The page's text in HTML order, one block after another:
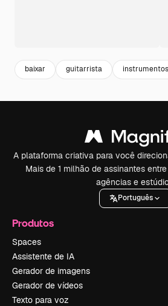
baixar guitarrista instrumentos
A plataforma criativa para você
Mais de 1 milhão de assinantes
agências e
Português
Produtos
Spaces
Assistente de IA
Gerador de imagens
Gerador de vídeos
Texto para voz